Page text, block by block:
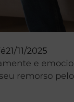
21/11/2025
e
remorso